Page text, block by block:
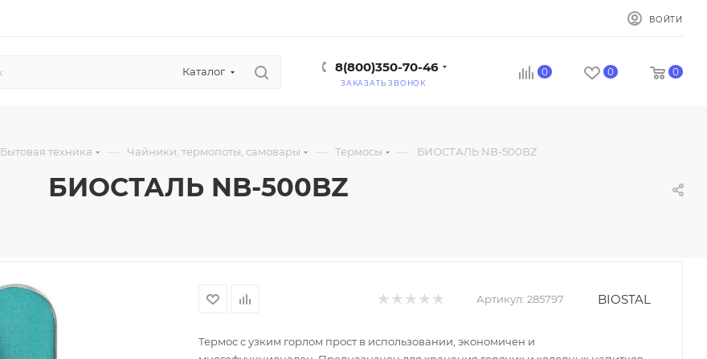
ВОЙТИ
Каталог 8(800)350-70-46
ЗАКАЗАТЬ ЗВОНОК
0 0 0
Бытовая техника — Чайники, термопоты, самовары — Термосы — БИОСТАЛЬ NB-500BZ
БИОСТАЛЬ NB-500BZ
Артикул: 285797 BIOSTAL
Термос с узким горлом прост в использовании, экономичен и